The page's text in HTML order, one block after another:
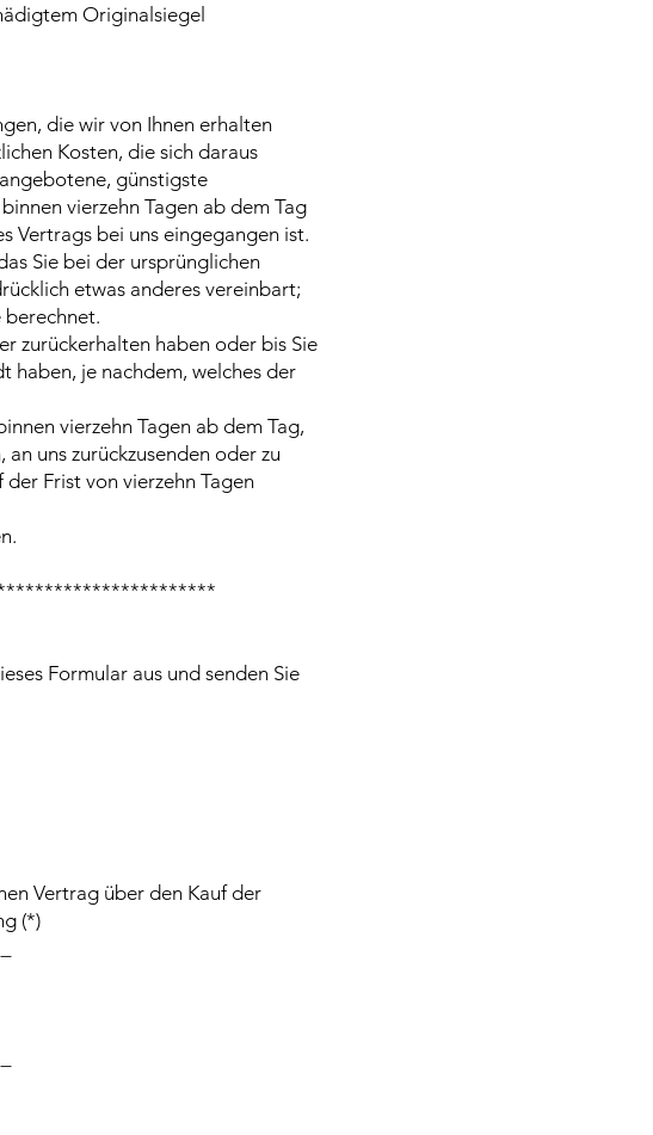
Originalsiegel
die wir von Ihnen erhalten
Kosten, die sich daraus
günstigste
vierzehn Tagen ab dem Tag
Vertrags bei uns eingegangen ist.
Sie bei der ursprünglichen
etwas anderes vereinbart;
berechnet.
zurückerhalten haben oder bis Sie
haben, je nachdem, welches der
vierzehn Tagen ab dem Tag,
uns zurückzusenden oder zu
Frist von vierzehn Tagen
Formular aus und senden Sie
Vertrag über den Kauf der
(*)